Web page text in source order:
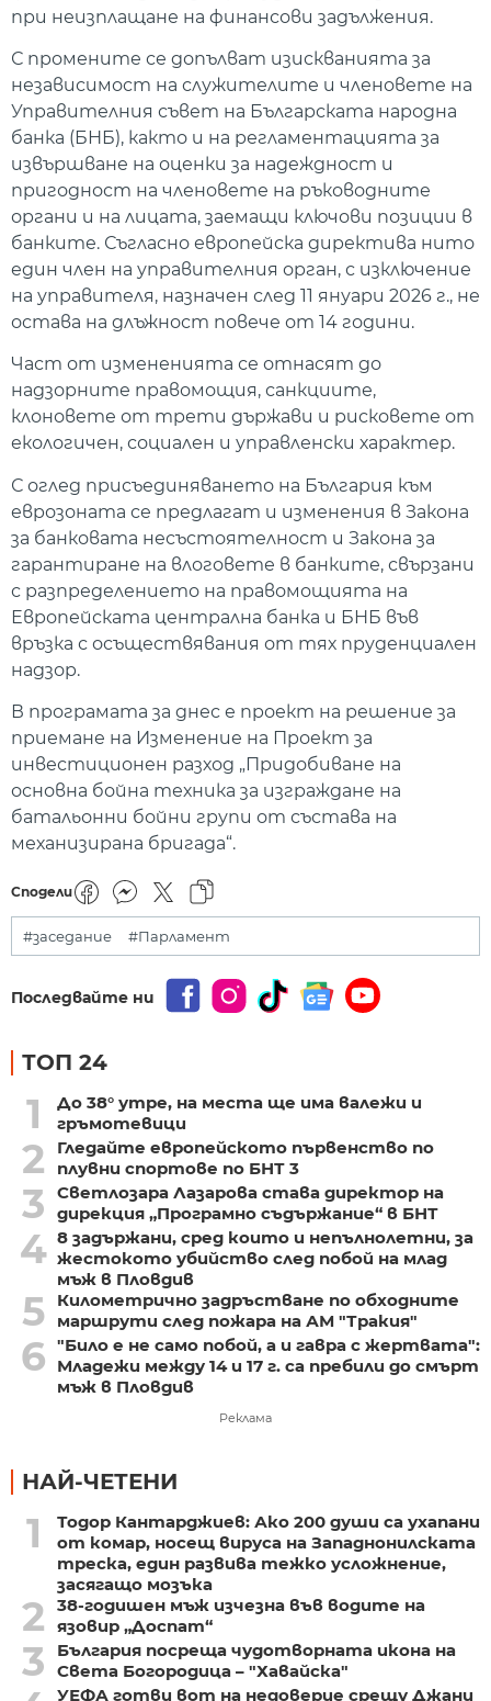
при неизплащане на финансови задължения.
С промените се допълват изискванията за
независимост на служителите и членовете на
Управителния съвет на Българската народна
банка (БНБ), както и на регламентацията за
извършване на оценки за надеждност и
пригодност на членовете на ръководните
органи и на лицата, заемащи ключови позиции в
банките. Съгласно европейска директива нито
един член на управителния орган, с изключение
на управителя, назначен след 11 януари 2026 г., не
остава на длъжност повече от 14 години.
Част от измененията се отнасят до
надзорните правомощия, санкциите,
клоновете от трети държави и рисковете от
екологичен, социален и управленски характер.
С оглед присъединяването на България към
еврозоната се предлагат и изменения в Закона
за банковата несъстоятелност и Закона за
гарантиране на влоговете в банките, свързани
с разпределението на правомощията на
Европейската централна банка и БНБ във
връзка с осъществявания от тях пруденциален
надзор.
В програмата за днес е проект на решение за
приемане на Изменение на Проект за
инвестиционен разход „Придобиване на
основна бойна техника за изграждане на
батальонни бойни групи от състава на
механизирана бригада“.
Сподели
#заседание #Парламент
Последвайте ни
ТОП 24
1
До 38° утре, на места ще има валежи и
гръмотевици
2
Гледайте европейското първенство по
плувни спортове по БНТ 3
3
Светлозара Лазарова става директор на
дирекция „Програмно съдържание“ в БНТ
4 8 задържани, сред които и непълнолетни, за
жестокото убийство след побой на млад
мъж в Пловдив
5
Километрично задръстване по обходните
маршрути след пожара на АМ "Тракия"
6 "Било е не само побой, а и гавра с жертвата":
Младежи между 14 и 17 г. са пребили до смърт
мъж в Пловдив
Реклама
НАЙ-ЧЕТЕНИ
1
Тодор Кантарджиев: Ако 200 души са ухапани
от комар, носещ вируса на Западнонилската
треска, един развива тежко усложнение,
засягащо мозъка
2
38-годишен мъж изчезна във водите на
язовир „Доспат“
3
България посреща чудотворната икона на
Света Богородица – "Хавайска"
УЕФА готви вот на недоверие срещу Джани